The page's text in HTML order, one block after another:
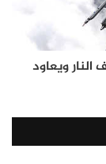
ويعاود